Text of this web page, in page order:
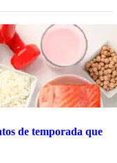
de temporada que